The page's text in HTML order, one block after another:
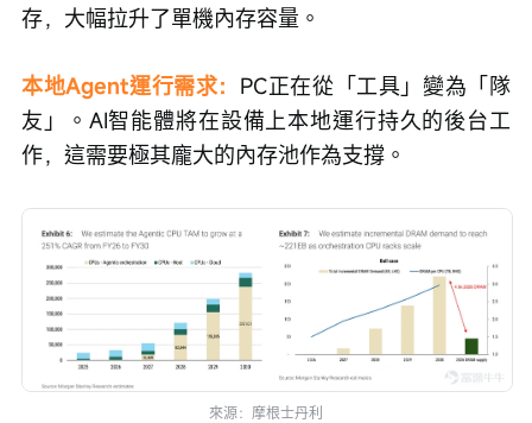
存，大幅拉升了單機內存容量。
本地Agent運行需求： PC正在從「工具」變為「隊
友」。AI智能體將在設備上本地運行持久的後台工
作，這需要極其龐大的內存池作為支撐。
來源：摩根士丹利